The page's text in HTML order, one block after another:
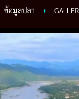
ข้อมูลปลา